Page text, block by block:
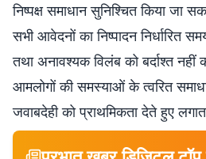
निष्पक्ष समाधान सुनिश्चित किया जा
सभी आवेदनों का निष्पादन निर्धारित
तथा अनावश्यक विलंब को बर्दाश्त नहीं
आमलोगों की समस्याओं के त्वरित
जवाबदेही को प्राथमिकता देते हुए